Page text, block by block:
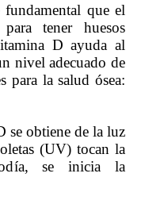
que el
tener huesos
D ayuda al
nivel adecuado de
para la salud ósea:
se obtiene de la luz
(UV) tocan la
se inicia la